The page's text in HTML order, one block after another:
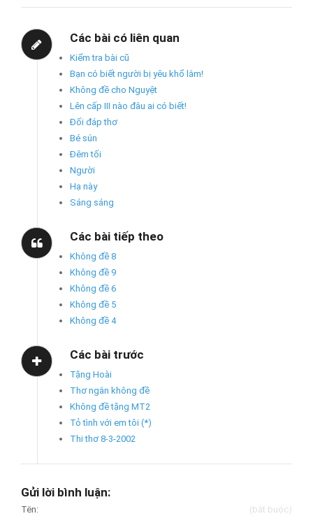
Các bài có liên quan
Kiểm tra bài cũ
Bạn có biết người bị yêu khổ lắm!
Không đề cho Nguyệt
Lên cấp III nào đâu ai có biết!
Đối đáp thơ
Bé sún
Đêm tối
Người
Hạ này
Sáng sáng
Các bài tiếp theo
Không đề 8
Không đề 9
Không đề 6
Không đề 5
Không đề 4
Các bài trước
Tặng Hoài
Thơ ngắn không đề
Không đề tặng MT2
Tỏ tình với em tôi (*)
Thi thơ 8-3-2002
Gửi lời bình luận:
Tên: (bắt buộc)